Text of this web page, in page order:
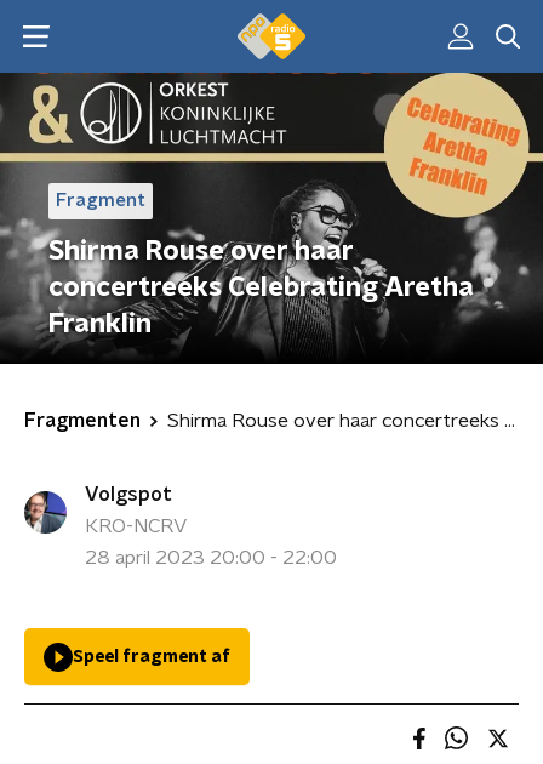
Fragment
Shirma Rouse over haar
concertreeks Celebrating Aretha
Franklin
Fragmenten Shirma Rouse over haar concertreeks Celebrating Aretha Franklin
Volgspot
KRO-NCRV
28 april 2023 20:00 - 22:00
Speel fragment af